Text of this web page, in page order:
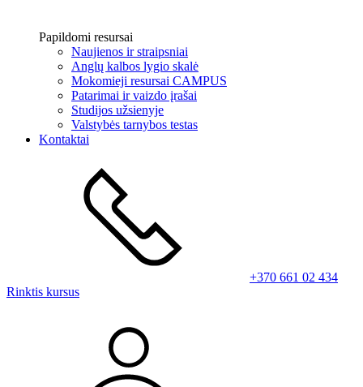
Papildomi resursai
Naujienos ir straipsniai
Anglų kalbos lygio skalė
Mokomieji resursai CAMPUS
Patarimai ir vaizdo įrašai
Studijos užsienyje
Valstybės tarnybos testas
Kontaktai
+370 661 02 434
Rinktis kursus